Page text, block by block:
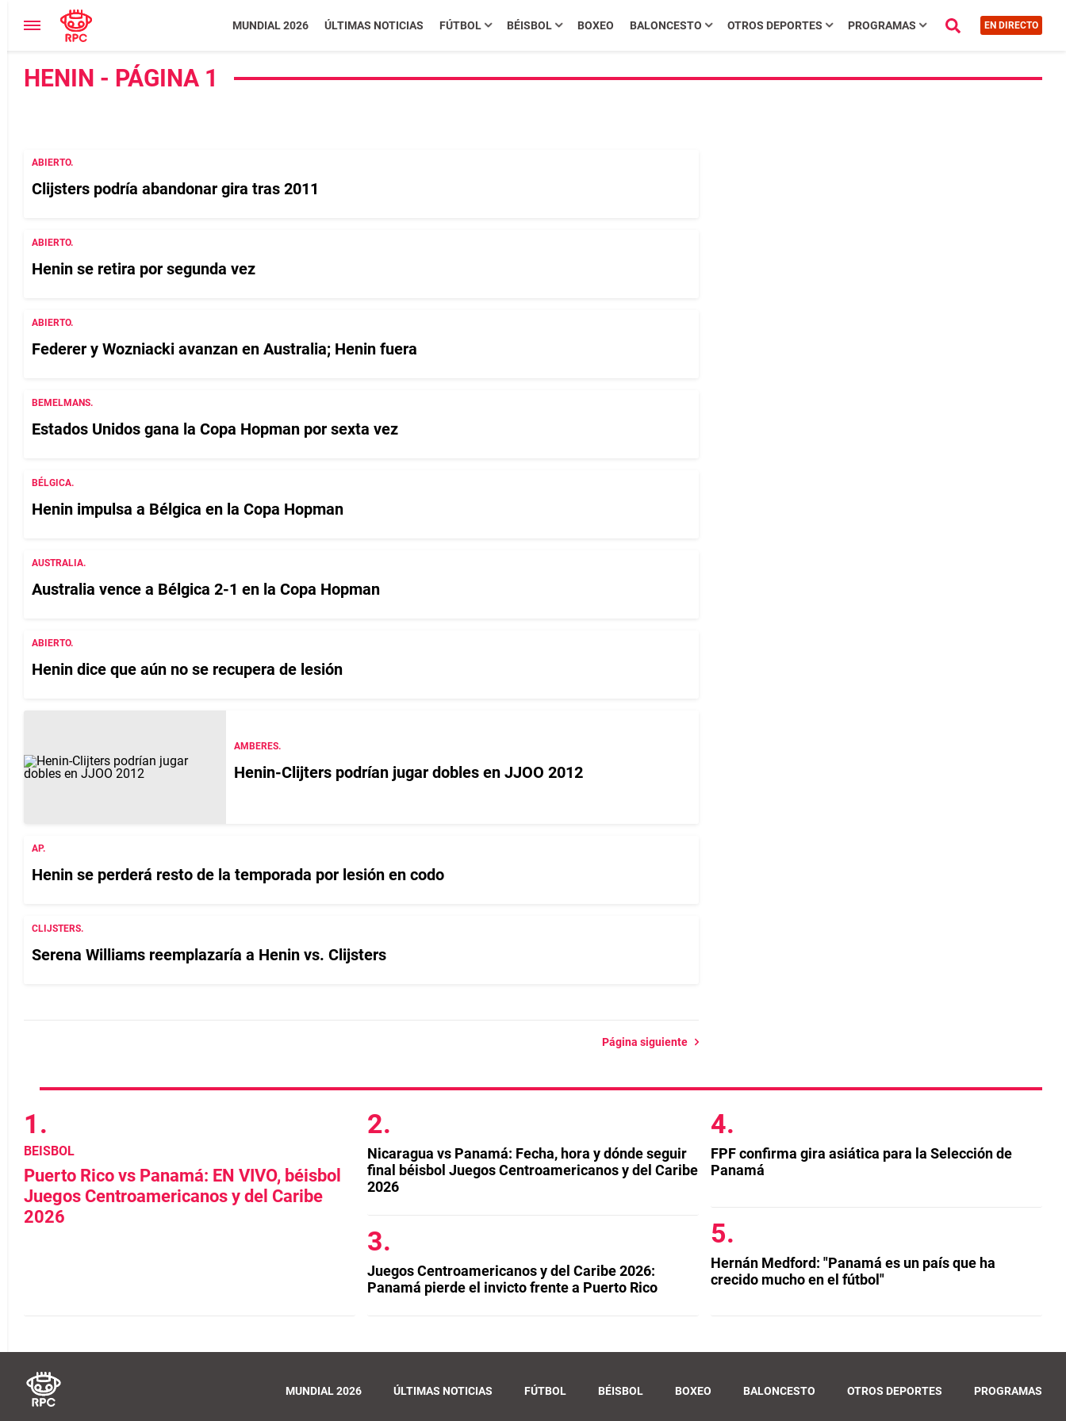
MUNDIAL 2026 ÚLTIMAS NOTICIAS FÚTBOL BÉISBOL BOXEO BALONCESTO OTROS DEPORTES PROGRAMAS EN DIRECTO
HENIN - PÁGINA 1
ABIERTO.
Clijsters podrí­a abandonar gira tras 2011
ABIERTO.
Henin se retira por segunda vez
ABIERTO.
Federer y Wozniacki avanzan en Australia; Henin fuera
BEMELMANS.
Estados Unidos gana la Copa Hopman por sexta vez
BÉLGICA.
Henin impulsa a Bélgica en la Copa Hopman
AUSTRALIA.
Australia vence a Bélgica 2-1 en la Copa Hopman
ABIERTO.
Henin dice que aún no se recupera de lesión
AMBERES.
Henin-Clijters podrí­an jugar dobles en JJOO 2012
AP.
Henin se perderá resto de la temporada por lesión en codo
CLIJSTERS.
Serena Williams reemplazarí­a a Henin vs. Clijsters
Página siguiente
BEISBOL
Puerto Rico vs Panamá: EN VIVO, béisbol
Juegos Centroamericanos y del Caribe
2026
Nicaragua vs Panamá: Fecha, hora y dónde seguir
final béisbol Juegos Centroamericanos y del Caribe
2026
Juegos Centroamericanos y del Caribe 2026:
Panamá pierde el invicto frente a Puerto Rico
FPF confirma gira asiática para la Selección de
Panamá
Hernán Medford: "Panamá es un país que ha
crecido mucho en el fútbol"
MUNDIAL 2026 ÚLTIMAS NOTICIAS FÚTBOL BÉISBOL BOXEO BALONCESTO OTROS DEPORTES PROGRAMAS